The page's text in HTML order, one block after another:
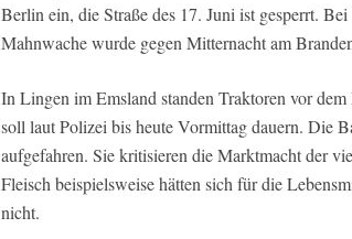
Berlin ein, die Straße des 17. Juni ist gesperrt.
Mahnwache wurde gegen Mitternacht am
In Lingen im Emsland standen Traktoren vor
soll laut Polizei bis heute Vormittag dauern. Die
aufgefahren. Sie kritisieren die Marktmacht der
Fleisch beispielsweise hätten sich für die
nicht.